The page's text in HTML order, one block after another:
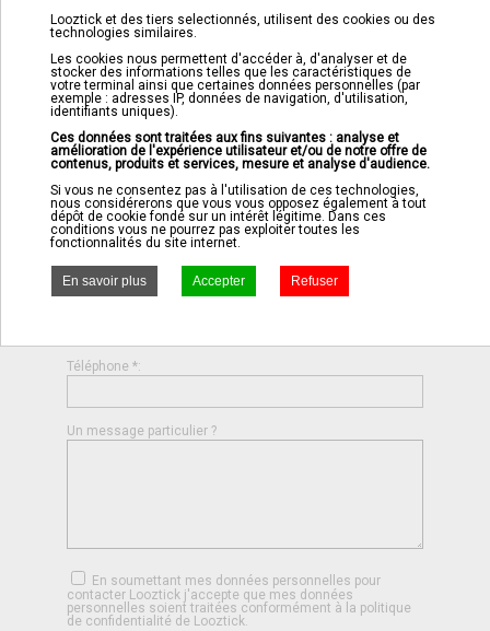
plus brefs délais.
Peut être pourriez vous trouver la réponse à votre
question surcette page
Prénom *: Nom *:
Téléphone *:
Un message particulier ?
En soumettant mes données personnelles pour
contacter Looztick j'accepte que mes données
personnelles soient traitées conformément à la politique
de confidentialité de Looztick.
Looztick et des tiers selectionnés, utilisent des cookies ou des
technologies similaires.
Les cookies nous permettent d'accéder à, d'analyser et de
stocker des informations telles que les caractéristiques de
votre terminal ainsi que certaines données personnelles (par
exemple : adresses IP, données de navigation, d'utilisation,
identifiants uniques).
Ces données sont traitées aux fins suivantes : analyse et
amélioration de l'expérience utilisateur et/ou de notre offre de
contenus, produits et services, mesure et analyse d'audience.
Si vous ne consentez pas à l'utilisation de ces technologies,
nous considérerons que vous vous opposez également à tout
dépôt de cookie fondé sur un intérêt légitime. Dans ces
conditions vous ne pourrez pas exploiter toutes les
fonctionnalités du site internet.